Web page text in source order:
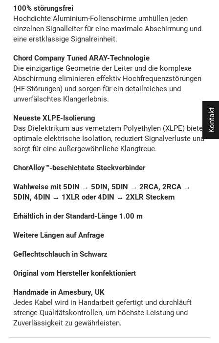
100% störungsfrei
Hochdichte Aluminium-Folienschirme umhüllen jeden
einzelnen Signalleiter für eine maximale Abschirmung und
eine erstklassige Signalreinheit.
Chord Company Tuned ARAY-Technologie
Die einzigartige Geometrie der Leiter und die komplexe
Abschirmung eliminieren effektiv Hochfrequenzstörungen
(HF-Störungen) und sorgen für ein detailreiches und
unverfälschtes Klangerlebnis.
Neueste XLPE-Isolierung
Das Dielektrikum aus vernetztem Polyethylen (XLPE) bietet
optimale elektrische Isolation, reduziert Signalverluste und
sorgt für eine außergewöhnliche Klangtreue.
ChorAlloy™-beschichtete Steckverbinder
Wahlweise mit 5DIN → 5DIN, 5DIN → 2RCA, 2RCA →
5DIN, 4DIN → 1XLR oder 4DIN → 2XLR Steckern
Erhältlich in der Standard-Länge 1.00 m
Weitere Längen auf Anfrage
Geflechtschlauch in Schwarz
Original vom Hersteller konfektioniert
Handmade in Amesbury, UK
Jedes Kabel wird in Handarbeit gefertigt und durchläuft
strenge Qualitätskontrollen, um höchste Leistung und
Zuverlässigkeit zu gewährleisten.
Kontakt